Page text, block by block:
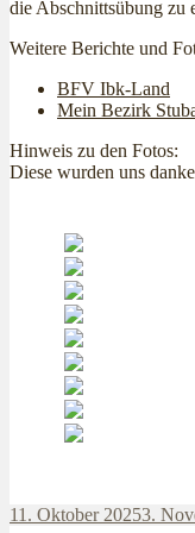
die Abschnittsübung zu
Weitere Berichte und
BFV Ibk-Land
Mein Bezirk
Hinweis zu den Fotos:
Diese wurden uns
Veröffentlicht
11. Oktober 20253.